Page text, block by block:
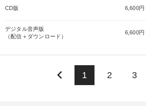
CD版 6,600円
デジタル音声版
（配信＋ダウンロード）
6,600円
keyboard_arrow_left 1 2 3